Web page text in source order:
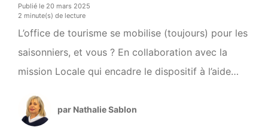
Publié le 20 mars 2025
2 minute(s) de lecture
L’office de tourisme se mobilise (toujours) pour les
saisonniers, et vous ? En collaboration avec la
mission Locale qui encadre le dispositif à l’aide
contribution au développement des logements
saisonniers en sollicitant les propriétaires qui
par Nathalie Sablon